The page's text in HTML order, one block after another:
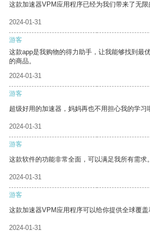
这款加速器VPM应用程序已经为我们带来了无限
2024-01-31
游客
这款app是我购物的得力助手，让我能够找到最
的商品。
2024-01-31
游客
超级好用的加速器，妈妈再也不用担心我的学习
2024-01-31
游客
这款软件的功能非常全面，可以满足我所有需求。
2024-01-31
游客
这款加速器VPM应用程序可以给你提供全球覆盖
2024-01-31